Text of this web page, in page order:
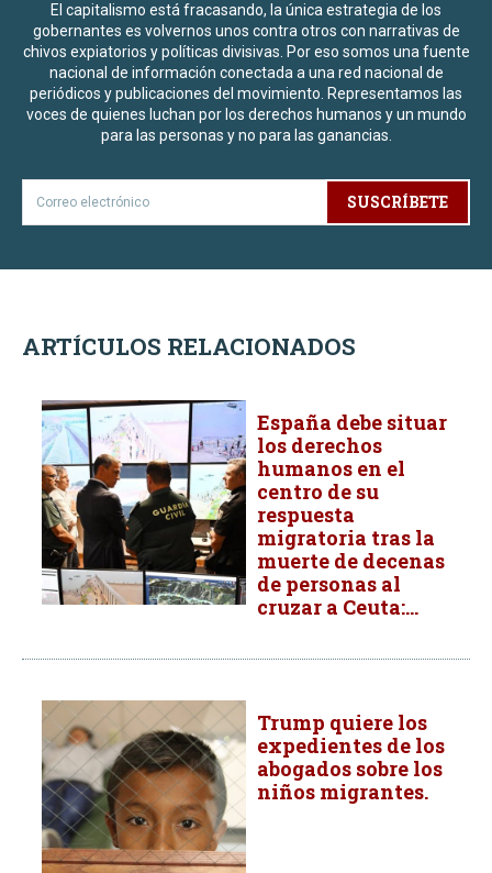
El capitalismo está fracasando, la única estrategia de los
gobernantes es volvernos unos contra otros con narrativas de
chivos expiatorios y políticas divisivas. Por eso somos una fuente
nacional de información conectada a una red nacional de
periódicos y publicaciones del movimiento. Representamos las
voces de quienes luchan por los derechos humanos y un mundo
para las personas y no para las ganancias.
SUSCRÍBETE
ARTÍCULOS RELACIONADOS
España debe situar
los derechos
humanos en el
centro de su
respuesta
migratoria tras la
muerte de decenas
de personas al
cruzar a Ceuta:...
Trump quiere los
expedientes de los
abogados sobre los
niños migrantes.